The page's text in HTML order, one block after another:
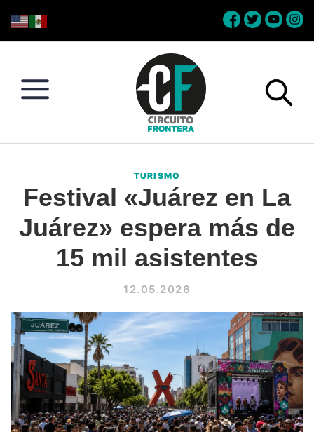
to
to
to
to
Conéctate
la
frontera
TURISMO
Festival «Juárez en La
Juárez» espera más de
15 mil asistentes
12.05.2026